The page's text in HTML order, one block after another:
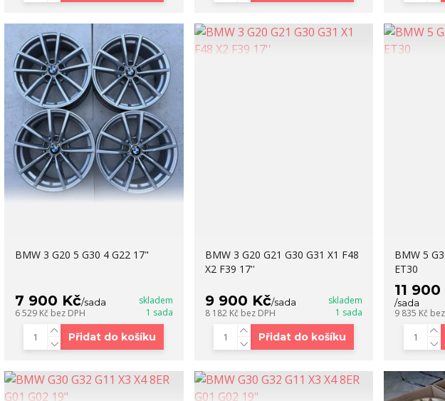
BMW 3 G20 5 G30 4 G22 17"
7 900 Kč/sada
6 529 Kč bez DPH
skladem
1 sada
Přidat do košíku
BMW 3 G20 G21 G30 G31 X1 F48
X2 F39 17''
9 900 Kč/sada
8 182 Kč bez DPH
skladem
1 sada
Přidat do košíku
BMW 5
ET30
11
/sada
9 835 Kč